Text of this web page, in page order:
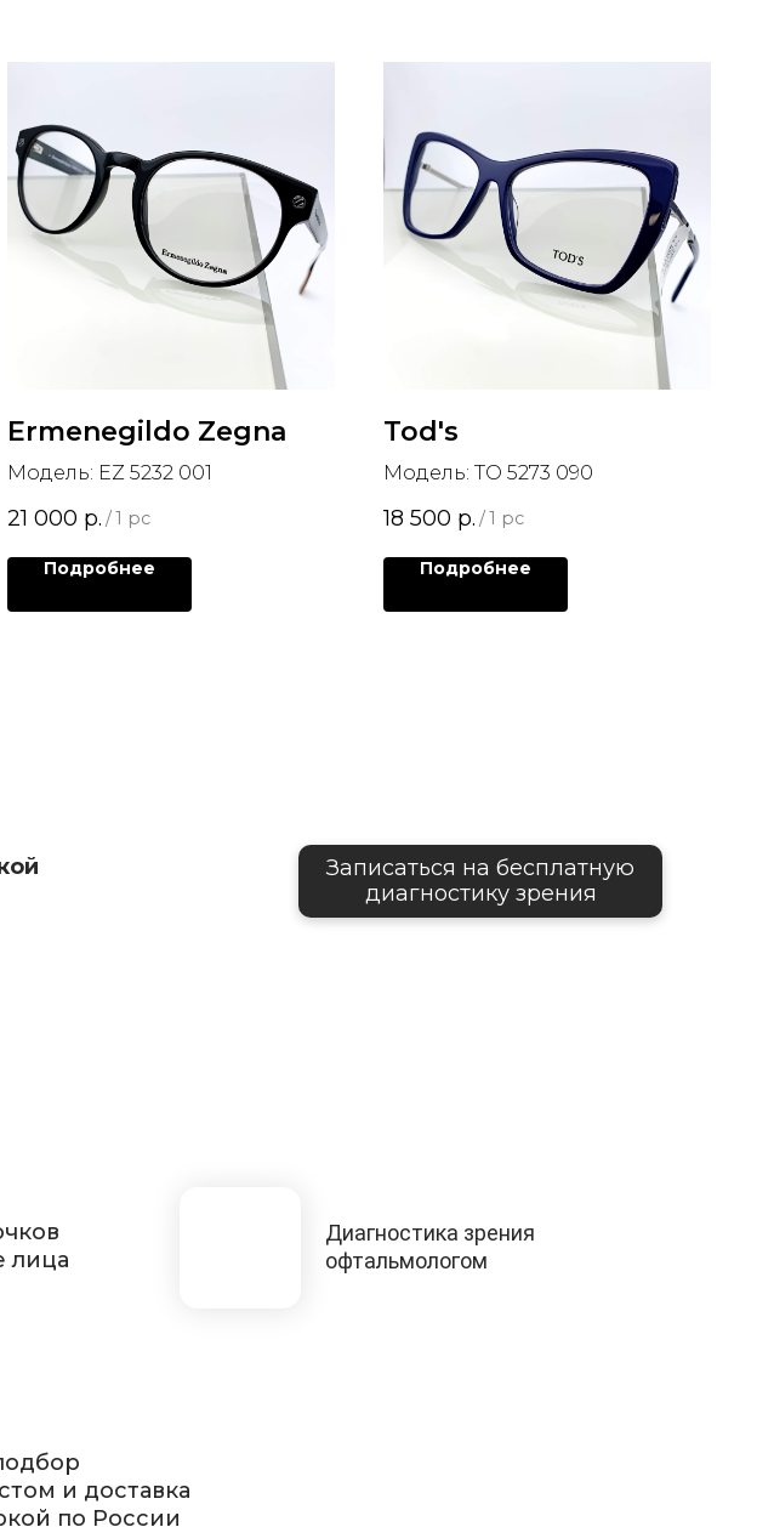
Ermenegildo Zegna
Модель: EZ 5232 001
21 000 р. /1 pc
Подробнее
Tod's
Модель: TO 5273 090
18 500 р. /1 pc
Подробнее
Записаться на бесплатную
диагностику зрения
лица
и доставка
по России
Диагностика зрения
офтальмологом